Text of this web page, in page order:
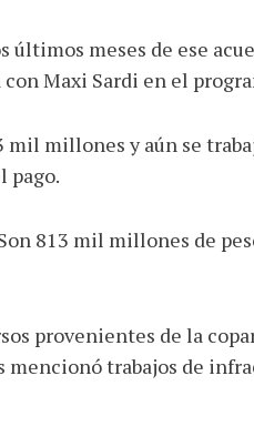
últimos meses de ese
Maxi Sardi en el
millones y aún se
pago.
813 mil millones de
provenientes de la
mencionó trabajos de